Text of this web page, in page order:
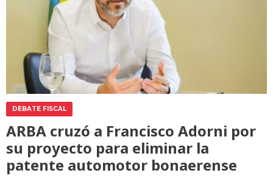
DEBATE FISCAL
ARBA cruzó a Francisco Adorni por
su proyecto para eliminar la
patente automotor bonaerense